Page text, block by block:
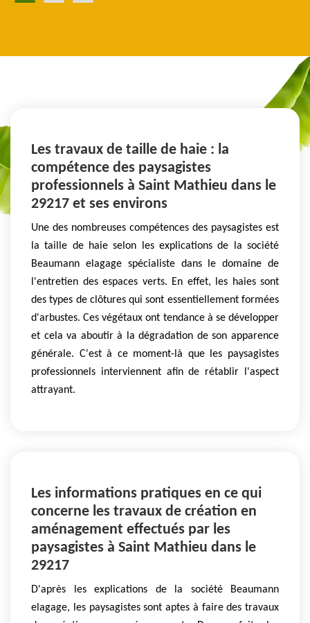
Les travaux de taille de haie : la
compétence des paysagistes
professionnels à Saint Mathieu dans le
29217 et ses environs
Une des nombreuses compétences des paysagistes est
la taille de haie selon les explications de la société
Beaumann elagage spécialiste dans le domaine de
l'entretien des espaces verts. En effet, les haies sont
des types de clôtures qui sont essentiellement formées
d'arbustes. Ces végétaux ont tendance à se développer
et cela va aboutir à la dégradation de son apparence
générale. C'est à ce moment-là que les paysagistes
professionnels interviennent afin de rétablir l'aspect
attrayant.
Les informations pratiques en ce qui
concerne les travaux de création en
aménagement effectués par les
paysagistes à Saint Mathieu dans le
29217
D'après les explications de la société Beaumann
elagage, les paysagistes sont aptes à faire des travaux